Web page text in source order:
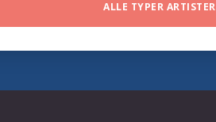
ALLE TYPER ARTISTER